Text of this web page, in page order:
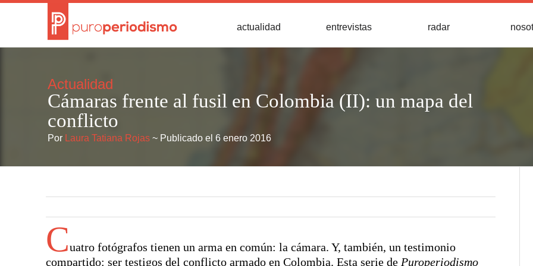
actualidad entrevistas radar
Actualidad
Cámaras frente al fusil en Colombia (II): un mapa del
conflicto
Por Laura Tatiana Rojas ~ Publicado el 6 enero 2016
Cuatro fotógrafos tienen un arma en común: la cámara. Y, también, un testimonio
compartido: ser testigos del conflicto armado en Colombia. Esta serie de Puroperiodismo